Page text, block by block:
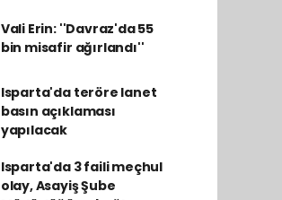
Vali Erin: ''Davraz'da 55
bin misafir ağırlandı''
Isparta'da teröre lanet
basın açıklaması
yapılacak
Isparta'da 3 faili meçhul
olay, Asayiş Şube